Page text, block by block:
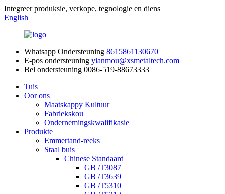
Integreer produksie, verkope, tegnologie en diens
English
Whatsapp Ondersteuning 8615861130670
E-pos ondersteuning yianmou@xsmetaltech.com
Bel ondersteuning 0086-519-88673333
Tuis
Oor ons
Maatskappy Kultuur
Fabriekskou
Ondernemingskwalifikasie
Produkte
Emmertand-reeks
Staal buis
Chinese Standaard
GB /T3087
GB /T3639
GB /T5310